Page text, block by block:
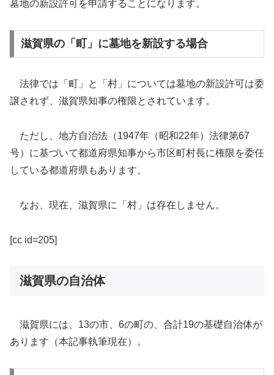
墓地の新設許可を申請することになります。
滋賀県の「町」に墓地を新設する場合
法律では「町」と「村」については墓地の新設許可は委
譲されず、滋賀県知事の権限とされています。
ただし、地方自治法（1947年（昭和22年）法律第67
号）に基づいて都道府県知事から市区町村長に権限を委任
している都道府県もあります。
なお、現在、滋賀県に「村」は存在しません。
[cc id=205]
滋賀県の自治体
滋賀県には、13の市、6の町の、合計19の基礎自治体が
あります（本記事執筆現在）。